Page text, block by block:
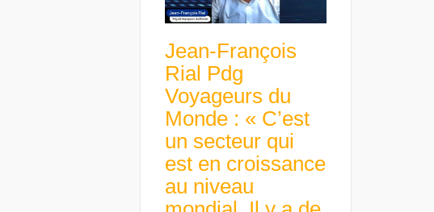
Jean-François
Rial Pdg
Voyageurs du
Monde : « C’est
un secteur qui
est en croissance
au niveau